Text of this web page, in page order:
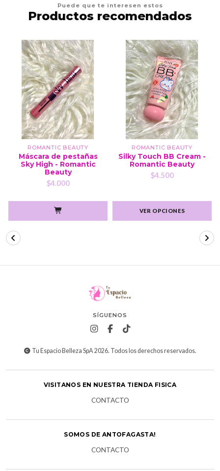
Puede que te interesen estos
Productos recomendados
ROMANTIC BEAUTY
Máscara de pestañas
Sky High - Romantic
Beauty
$4.000
ROMANTIC BEAUTY
Silky Touch BB Cream -
Romantic Beauty
$4.500
VER OPCIONES
SÍGUENOS
Tu Espacio Belleza SpA 2026. Todos los derechos reservados.
VISITANOS EN NUESTRA TIENDA FISICA
CONTACTO
SOMOS DE ANTOFAGASTA!
CONTACTO